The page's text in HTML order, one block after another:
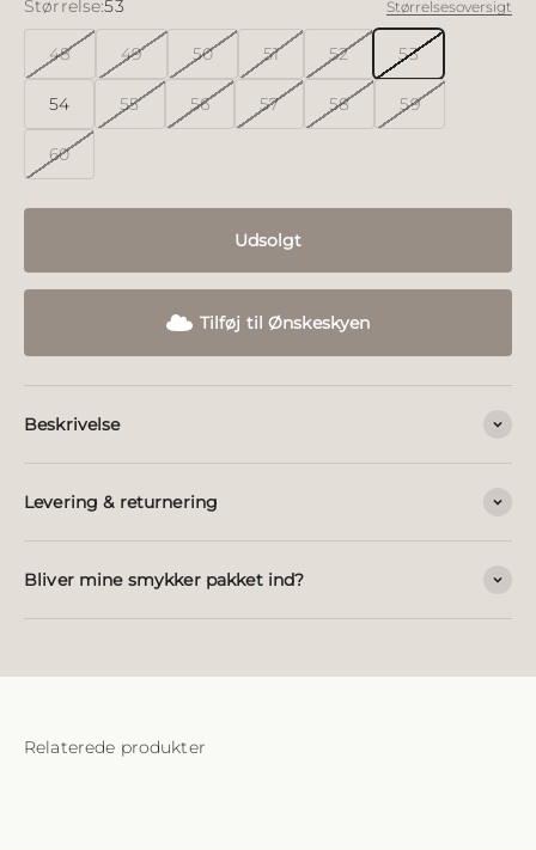
Størrelse:53 Størrelsesoversigt
48 49 50 51 52 53
54 55 56 57 58 59
60
Udsolgt
Tilføj til Ønskeskyen
Beskrivelse
Levering & returnering
Bliver mine smykker pakket ind?